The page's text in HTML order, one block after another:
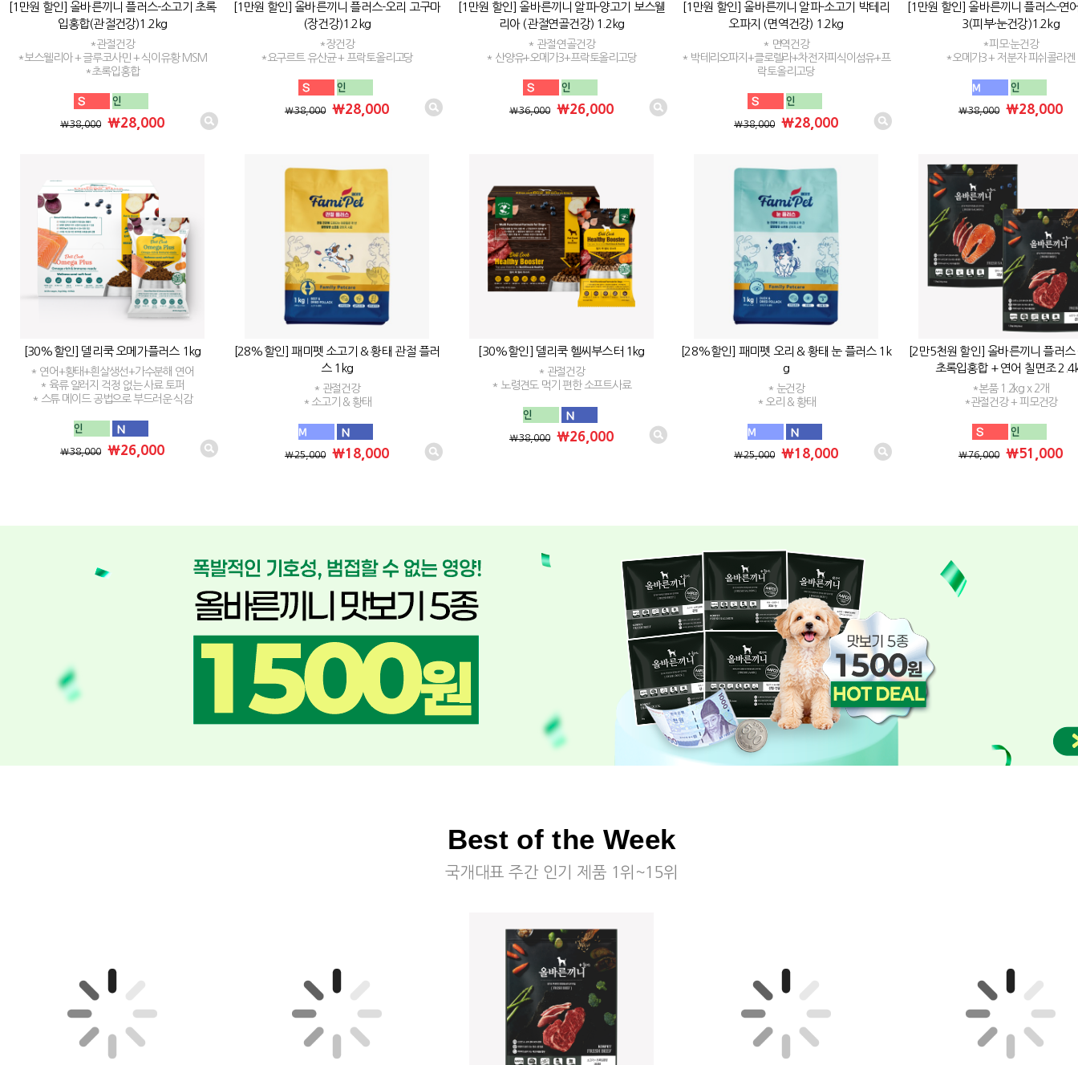
[1만원 할인] 올바른끼니 플러스-소고기 초록
입홍합(관절건강)1.2kg
*관절건강
*보스웰리아 + 글루코사민 + 식이유황 MSM
*초록입홍합
₩38,000 ₩28,000
[1만원 할인] 올바른끼니 플러스-오리 고구마
(장건강)1.2kg
*장건강
*요구르트 유산균 + 프락토올리고당
₩38,000 ₩28,000
[1만원 할인] 올바른끼니 알파-양고기 보스웰
리아 (관절연골건강) 1.2kg
* 관절·연골건강
* 산양유+오메가3+프락토올리고당
₩36,000 ₩26,000
[1만원 할인] 올바른끼니 알파-소고기 박테리
오파지 (면역건강) 1.2kg
* 면역건강
* 박테리오파지+클로렐라+차전자피식이섬유+프
락토올리고당
₩38,000 ₩28,000
[1만원 할인] 올바른끼니 플러스-연
3(피부·눈건강)1.2kg
*피모·눈건강
*오메가3 + 저분자 피쉬콜라겐
₩38,000 ₩28,000
[30%할인] 델리쿡 오메가플러스 1kg
* 연어+황태+흰살생선+가수분해 연어
* 육류 알러지 걱정 없는 사료 토퍼
* 스튜 메이드 공법으로 부드러운 식감
₩38,000 ₩26,000
[28%할인] 패미펫 소고기 & 황태 관절 플러
스 1kg
* 관절건강
* 소고기 & 황태
₩25,000 ₩18,000
[30%할인] 델리쿡 헬씨부스터 1kg
* 관절건강
* 노령견도 먹기 편한 소프트사료
₩38,000 ₩26,000
[28%할인] 패미펫 오리 & 황태 눈 플러스 1k
g
* 눈건강
* 오리 & 황태
₩25,000 ₩18,000
[2만5천원 할인] 올바른끼니 플러스
초록입홍합 + 연어 칠면조
*본품 1.2kg x 2개
*관절건강 + 피모건강
₩76,000 ₩51,000
Best of the Week
국개대표 주간 인기 제품 1위~15위